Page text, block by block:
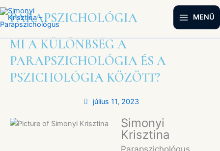
Skip
to
content
MENÜ
PARAPSZICHOLÓGIA
MI A KÜLÖNBSÉG A
PARAPSZICHOLÓGIA ÉS A
PSZICHOLÓGIA KÖZÖTT?
július 11, 2023
Simonyi
Krisztina
Parapszichológus